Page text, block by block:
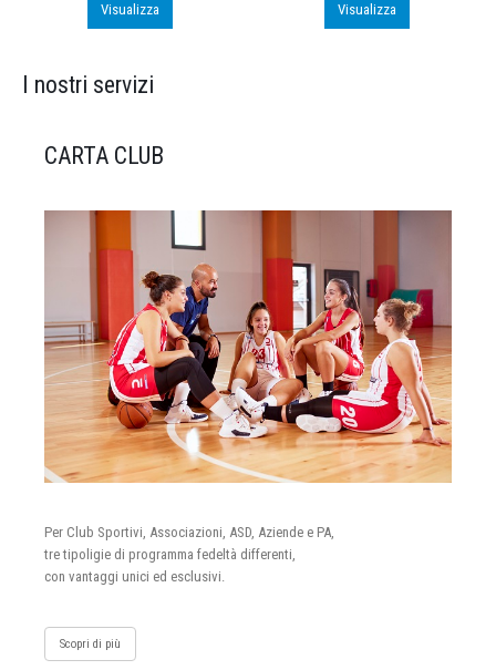
Visualizza Visualizza
I nostri servizi
CARTA CLUB
Per Club Sportivi, Associazioni, ASD, Aziende e PA,
tre tipoligie di programma fedeltà differenti,
con vantaggi unici ed esclusivi.
Scopri di più